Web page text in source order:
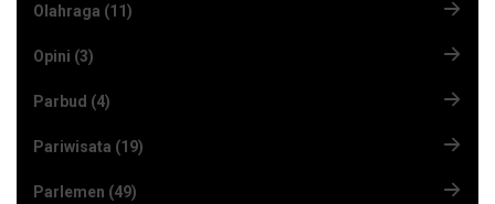
Olahraga (11)
Opini (3)
Parbud (4)
Pariwisata (19)
Parlemen (49)